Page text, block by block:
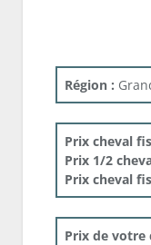
Région :
Prix cheval
Prix 1/2
Prix cheval
Prix de votre